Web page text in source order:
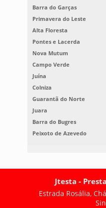
Barra do Garças
Primavera do Leste
Alta Floresta
Pontes e Lacerda
Nova Mutum
Campo Verde
Juína
Colniza
Guarantã do Norte
Juara
Barra do Bugres
Peixoto de Azevedo
Jtesta -
Estrada Rosália,